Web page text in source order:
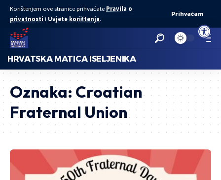
Open
Korištenjem ove stranice prihvaćate Pravila o
privatnosti i Uvjete korištenja.
Prihvaćam
HRVATSKA MATICA ISELJENIKA
Oznaka: Croatian
Fraternal Union